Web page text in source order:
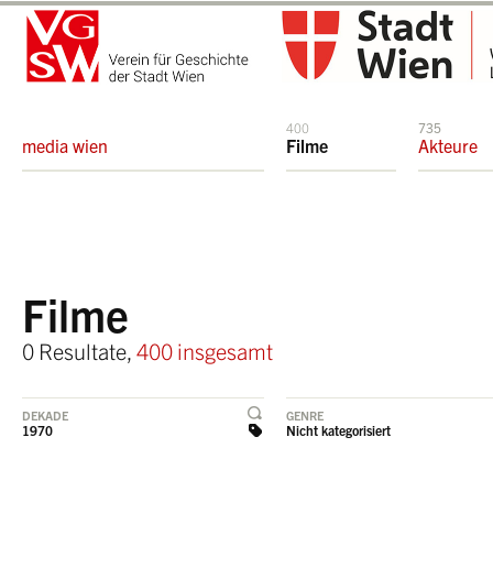
media wien
400
Filme
735
Akteure
Filme
0 Resultate, 400 insgesamt
DEKADE
1970
GENRE
Nicht kategorisiert